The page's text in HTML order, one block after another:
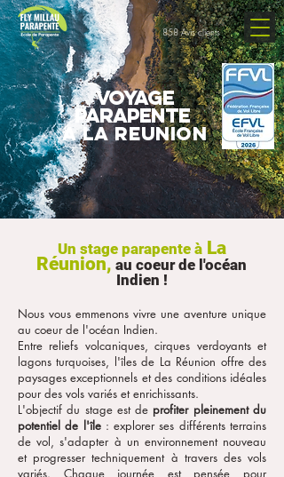
858 Avis clients
VOYAGE
PARAPENTE
a la reunion
Un stage parapente àLa
Réunion, au coeur de l'océan
Indien !
Nous vous emmenons vivre une aventure unique
au coeur de l'océan Indien.
Entre reliefs volcaniques, cirques verdoyants et
lagons turquoises, l'îles de La Réunion offre des
paysages exceptionnels et des conditions idéales
pour des vols variés et enrichissants.
L'objectif du stage est de profiter pleinement du
potentiel de l'île : explorer ses différents terrains
de vol, s'adapter à un environnement nouveau
et progresser techniquement à travers des vols
variés. Chaque journée est pensée pour